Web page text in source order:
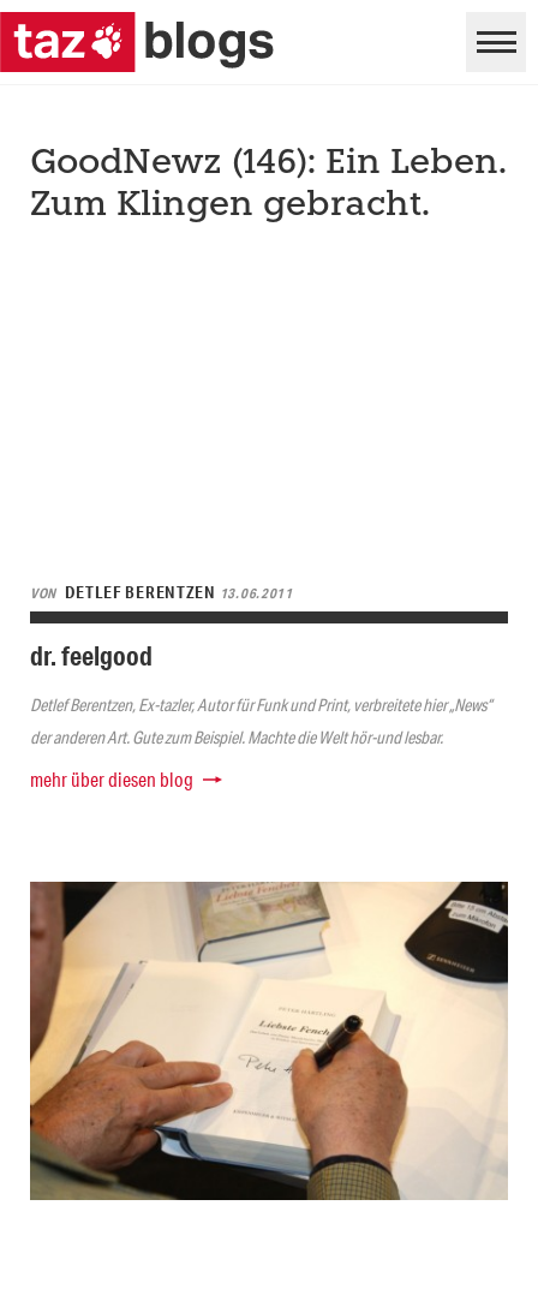
GoodNewz (146): Ein Leben.
Zum Klingen gebracht.
VON DETLEF BERENTZEN 13.06.2011
dr. feelgood
Detlef Berentzen, Ex-tazler, Autor für Funk und Print, verbreitete hier „News“
der anderen Art. Gute zum Beispiel. Machte die Welt hör-und lesbar.
mehr über diesen blog